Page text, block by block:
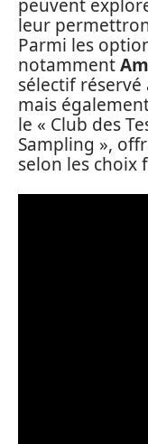
peuvent
leur
Parmi les
notamment
sélectif
mais
le « Club des
Sampling »,
selon les choix